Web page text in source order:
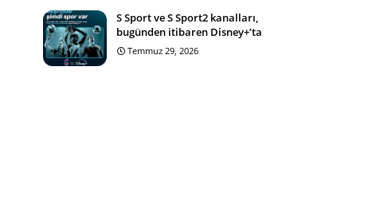
S Sport ve S Sport2 kanalları,
bugünden itibaren Disney+’ta
Temmuz 29, 2026